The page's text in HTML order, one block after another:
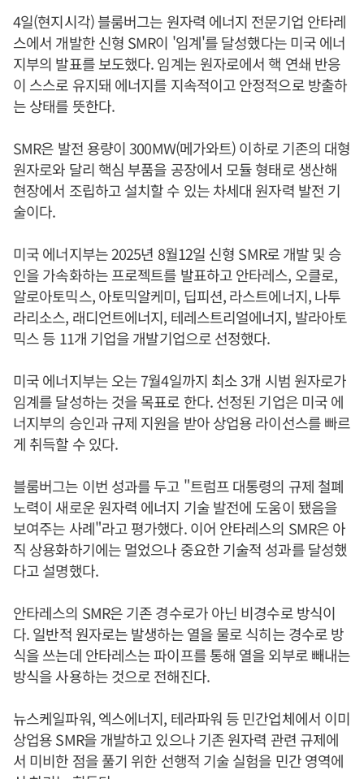
4일(현지시각) 블룸버그는 원자력 에너지 전문기업 안타레
스에서 개발한 신형 SMR이 '임계'를 달성했다는 미국 에너
지부의 발표를 보도했다. 임계는 원자로에서 핵 연쇄 반응
이 스스로 유지돼 에너지를 지속적이고 안정적으로 방출하
는 상태를 뜻한다.
SMR은 발전 용량이 300MW(메가와트) 이하로 기존의 대형
원자로와 달리 핵심 부품을 공장에서 모듈 형태로 생산해
현장에서 조립하고 설치할 수 있는 차세대 원자력 발전 기
술이다.
미국 에너지부는 2025년 8월12일 신형 SMR로 개발 및 승
인을 가속화하는 프로젝트를 발표하고 안타레스, 오클로,
알로아토믹스, 아토믹알케미, 딥피션, 라스트에너지, 나투
라리소스, 래디언트에너지, 테레스트리얼에너지, 발라아토
믹스 등 11개 기업을 개발기업으로 선정했다.
미국 에너지부는 오는 7월4일까지 최소 3개 시범 원자로가
임계를 달성하는 것을 목표로 한다. 선정된 기업은 미국 에
너지부의 승인과 규제 지원을 받아 상업용 라이선스를 빠르
게 취득할 수 있다.
블룸버그는 이번 성과를 두고 "트럼프 대통령의 규제 철폐
노력이 새로운 원자력 에너지 기술 발전에 도움이 됐음을
보여주는 사례"라고 평가했다. 이어 안타레스의 SMR은 아
직 상용화하기에는 멀었으나 중요한 기술적 성과를 달성했
다고 설명했다.
안타레스의 SMR은 기존 경수로가 아닌 비경수로 방식이
다. 일반적 원자로는 발생하는 열을 물로 식히는 경수로 방
식을 쓰는데 안타레스는 파이프를 통해 열을 외부로 빼내는
방식을 사용하는 것으로 전해진다.
뉴스케일파워, 엑스에너지, 테라파워 등 민간업체에서 이미
상업용 SMR을 개발하고 있으나 기존 원자력 관련 규제에
서 미비한 점을 풀기 위한 선행적 기술 실험을 민간 영역에